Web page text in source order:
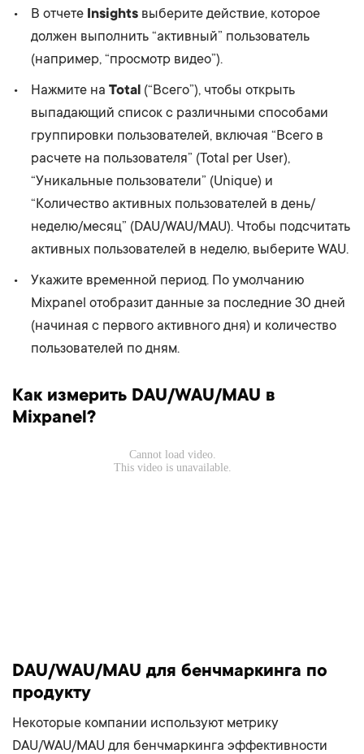
В отчете Insights выберите действие, которое
должен выполнить “активный” пользователь
(например, “просмотр видео”).
Нажмите на Total (“Всего”), чтобы открыть
выпадающий список с различными способами
группировки пользователей, включая “Всего в
расчете на пользователя” (Total per User),
“Уникальные пользователи” (Unique) и
“Количество активных пользователей в день/
неделю/месяц” (DAU/WAU/MAU). Чтобы подсчитать
активных пользователей в неделю, выберите WAU.
Укажите временной период. По умолчанию
Mixpanel отобразит данные за последние 30 дней
(начиная с первого активного дня) и количество
пользователей по дням.
Как измерить DAU/WAU/MAU в
Mixpanel?
DAU/WAU/MAU для бенчмаркинга по
продукту
Некоторые компании используют метрику
DAU/WAU/MAU для бенчмаркинга эффективности